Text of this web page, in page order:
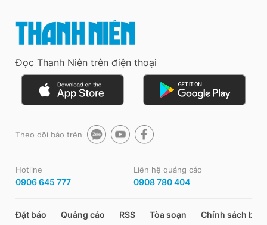
Đọc Thanh Niên trên điện thoại
Theo dõi báo trên
Hotline
0906 645 777
Liên hệ quảng cáo
0908 780 404
Đặt báo Quảng cáo RSS Tòa soạn Chính sách bảo